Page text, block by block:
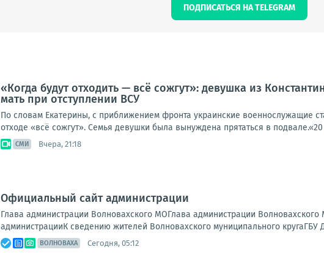
ПОДПИСАТЬСЯ НА TELEGRAM
«Когда будут отходить — всё сожгут»: девушка из
мать при отступлении ВСУ
По словам Екатерины, с приближением фронта украинские военнослужащие
отходе «всё сожгут». Семья девушки была вынуждена прятаться в
СМИ Вчера, 21:18
Официальный сайт администрации
Глава администрации Волновахского МОГлава администрации
администрацииК сведению жителей Волновахского муниципального
ВОЛНОВАХА Сегодня, 05:12